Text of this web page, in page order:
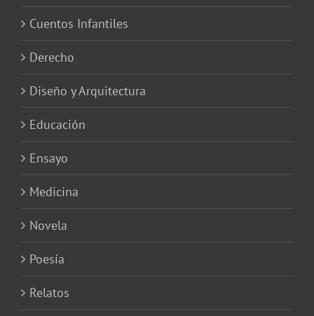
Cuentos Infantiles
Derecho
Diseño y Arquitectura
Educación
Ensayo
Medicina
Novela
Poesía
Relatos